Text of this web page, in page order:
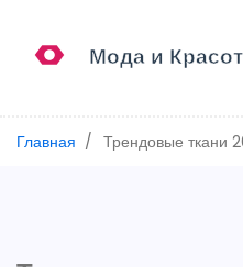
Главная Трендовые ткани